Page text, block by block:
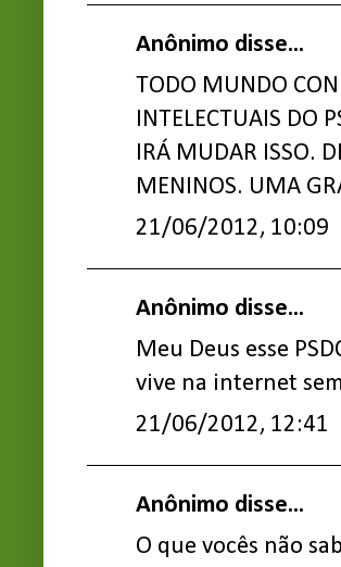
Anônimo disse...
TODO MUNDO
INTELECTUAIS DO
IRÁ MUDAR ISSO.
MENINOS. UMA
21/06/2012, 10:09
Anônimo disse...
Meu Deus esse
vive na internet
21/06/2012, 12:41
Anônimo disse...
O que vocês não